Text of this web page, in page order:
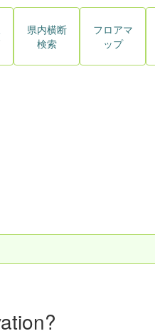
県内横断
検索
フロアマ
ップ